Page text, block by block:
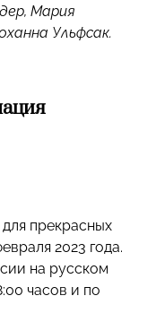
Мария
Ульфсак.
прекрасных
2023 года.
на русском
часов и по